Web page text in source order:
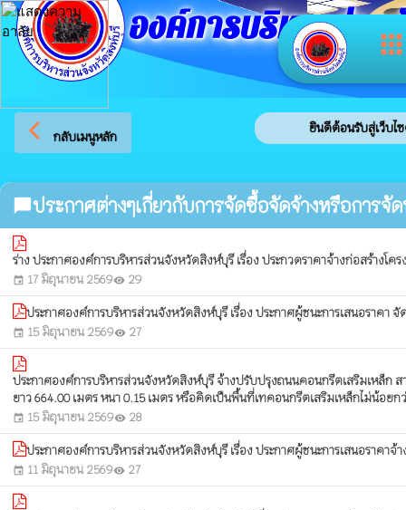
apps
องค์การบริหารส่วน
arrow_back_ios กลับเมนูหลัก
ยินดีต้อนรับสู่เว็บไ
chat_bubbleประกาศต่างๆเกี่ยวกับการจัดซื้อจัดจ้างหรือการจั
ร่าง ประกาศองค์การบริหารส่วนจังหวัดสิงห์บุรี เรื่อง ประกวดราคาจ้างก่อสร้า
event 17 มิถุนายน 2569visibility 29
ประกาศองค์การบริหารส่วนจังหวัดสิงห์บุรี เรื่อง ประกาศผู้ชนะการเสนอราคา
event 15 มิถุนายน 2569visibility 27
ประกาศองค์การบริหารส่วนจังหวัดสิงห์บุรี จ้างปรับปรุงถนนคอนกรีตเสริมเหล็ก
ยาว 664.00 เมตร หนา 0.15 เมตร หรือคิดเป็นพื้นที่เทคอนกรีตเสริมเหล็กไม่น้อ
event 15 มิถุนายน 2569visibility 28
ประกาศองค์การบริหารส่วนจังหวัดสิงห์บุรี เรื่อง ประกาศผู้ชนะการเสนอราคาจ้
event 11 มิถุนายน 2569visibility 27